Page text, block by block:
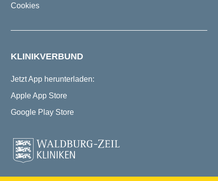
Cookies
KLINIKVERBUND
Jetzt App herunterladen:
Apple App Store
Google Play Store